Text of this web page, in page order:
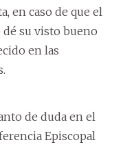
en caso de que el
dé su visto bueno
en las
de duda en el
Episcopal